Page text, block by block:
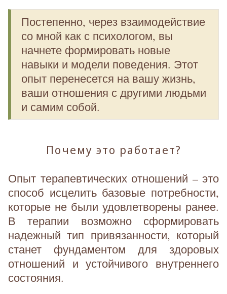
Постепенно, через взаимодействие
со мной как с психологом, вы
начнете формировать новые
навыки и модели поведения. Этот
опыт перенесется на вашу жизнь,
ваши отношения с другими людьми
и самим собой.
Почему это работает?
Опыт терапевтических отношений – это
способ исцелить базовые потребности,
которые не были удовлетворены ранее.
В терапии возможно сформировать
надежный тип привязанности, который
станет фундаментом для здоровых
отношений и устойчивого внутреннего
состояния.